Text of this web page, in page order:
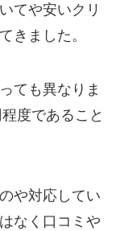
てや安いクリ
きました。
ても異なりま
度であること
や対応してい
なく口コミや